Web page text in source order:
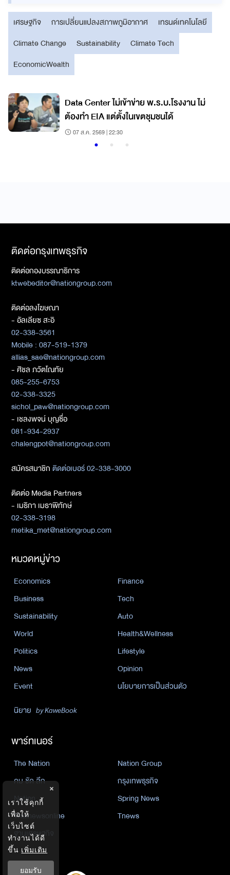
เศรษฐกิจ การเปลี่ยนแปลงสภาพภูมิอากาศ
เทรนด์เทคโนโลยี
Climate Change
Sustainability
Climate Tech
EconomicWealth
Data Center ไม่เข้าข่าย พ.ร.บ.โรงงาน ไม่
ต้องทำ EIA แต่ตั้งในเขตชุมชนได้
07 ส.ค. 2569 | 22:30
ติดต่อกรุงเทพธุรกิจ
ติดต่อกองบรรณาธิการ
ktwebeditor@nationgroup.com
ติดต่อลงโฆษณา
- อัลเลียซ สะอิ
02-338-3561
Mobile : 087-519-1379
allias_sae@nationgroup.com
- ศิชล ภวัตโณทัย
085-255-6753
02-338-3325
sichol_paw@nationgroup.com
- เชลงพจน์ บุญซื่อ
081-934-2937
chalengpot@nationgroup.com
สมัครสมาชิกติดต่อเบอร์ 02-338-3000
ติดต่อ Media Partners
- เมธิกา เมธาพิทักษ์
02-338-3198
metika_met@nationgroup.com
หมวดหมู่ข่าว
Economics
Finance
Business
Tech
Sustainability
Auto
World
Health&Wellness
Politics
Lifestyle
News
Opinion
Event
นโยบายการเป็นส่วนตัว
นิยาย by KaweBook
พาร์ทเนอร์
The Nation
Nation Group
คม ชัด ลึก
กรุงเทพธุรกิจ
Nation
Spring News
Thainewsonline
Tnews
ฐานเศรษฐกิจ
×
เราใช้คุกกี้
เพื่อให้
เว็บไซต์
ทำงานได้ดี
ขึ้น เพิ่มเติม
ยอมรับ